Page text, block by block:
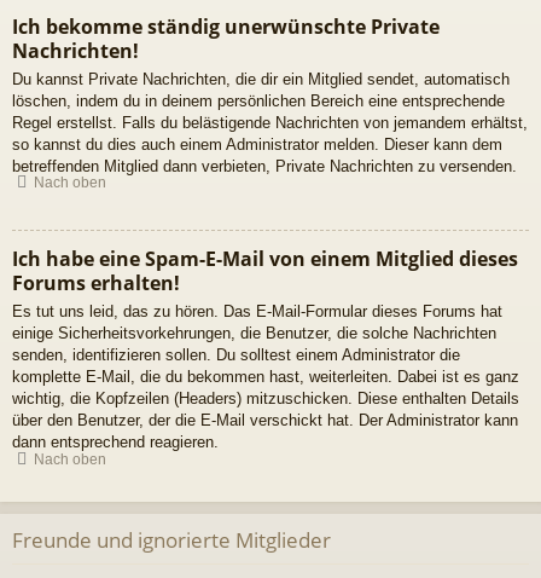
Ich bekomme ständig unerwünschte Private
Nachrichten!
Du kannst Private Nachrichten, die dir ein Mitglied sendet, automatisch
löschen, indem du in deinem persönlichen Bereich eine entsprechende
Regel erstellst. Falls du belästigende Nachrichten von jemandem erhältst,
so kannst du dies auch einem Administrator melden. Dieser kann dem
betreffenden Mitglied dann verbieten, Private Nachrichten zu versenden.
Nach oben
Ich habe eine Spam-E-Mail von einem Mitglied dieses
Forums erhalten!
Es tut uns leid, das zu hören. Das E-Mail-Formular dieses Forums hat
einige Sicherheitsvorkehrungen, die Benutzer, die solche Nachrichten
senden, identifizieren sollen. Du solltest einem Administrator die
komplette E-Mail, die du bekommen hast, weiterleiten. Dabei ist es ganz
wichtig, die Kopfzeilen (Headers) mitzuschicken. Diese enthalten Details
über den Benutzer, der die E-Mail verschickt hat. Der Administrator kann
dann entsprechend reagieren.
Nach oben
Freunde und ignorierte Mitglieder